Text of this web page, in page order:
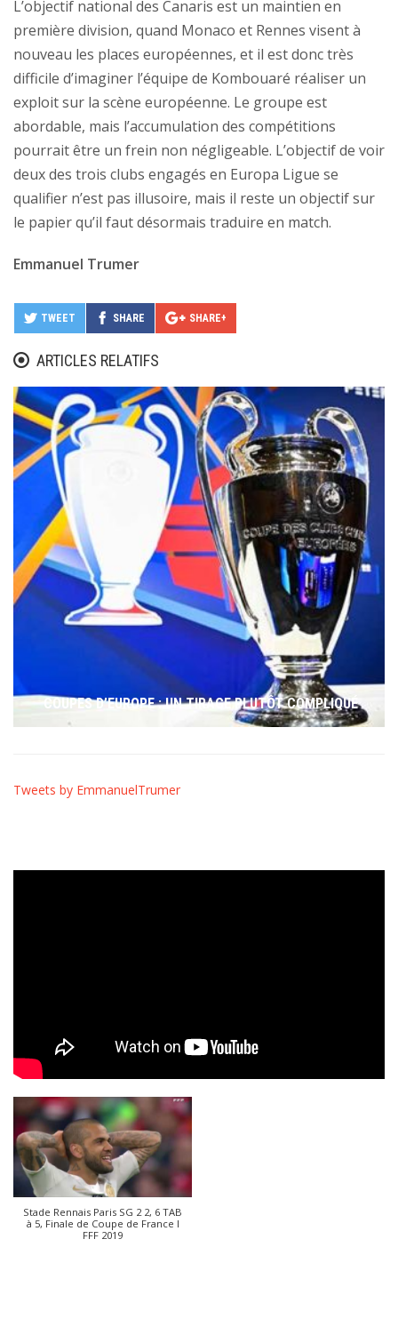
L’objectif national des Canaris est un maintien en
première division, quand Monaco et Rennes visent à
nouveau les places européennes, et il est donc très
difficile d’imaginer l’équipe de Kombouaré réaliser un
exploit sur la scène européenne. Le groupe est
abordable, mais l’accumulation des compétitions
pourrait être un frein non négligeable. L’objectif de voir
deux des trois clubs engagés en Europa Ligue se
qualifier n’est pas illusoire, mais il reste un objectif sur
le papier qu’il faut désormais traduire en match.
Emmanuel Trumer
TWEET SHARE SHARE+
ARTICLES RELATIFS
COUPES D’EUROPE : UN TIRAGE PLUTÔT COMPLIQUÉ
Tweets by EmmanuelTrumer
Stade Rennais Paris SG 2 2, 6 TAB
à 5, Finale de Coupe de France I
FFF 2019